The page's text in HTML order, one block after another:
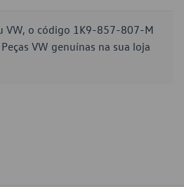
VW, o código 1K9-857-807-M
VW genuínas na sua loja